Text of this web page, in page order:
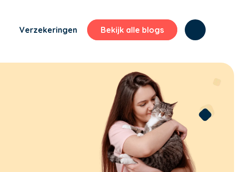
Verzekeringen Bekijk alle blogs